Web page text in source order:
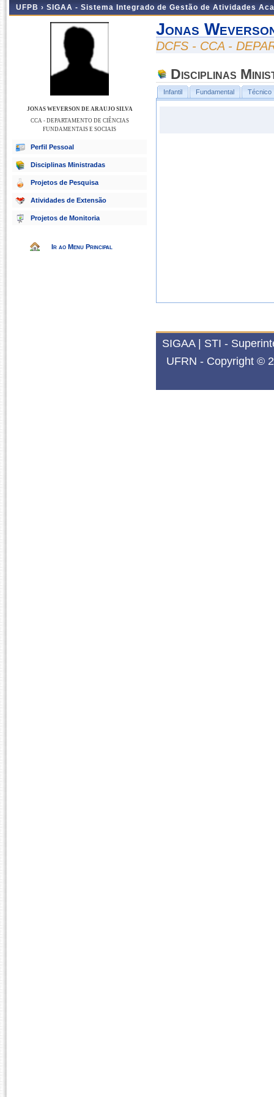
UFPB › SIGAA - Sistema Integrado de Gestão de Atividades
JONAS WEVERSON DE ARAUJO SILVA
CCA - DEPARTAMENTO DE CIÊNCIAS
FUNDAMENTAIS E SOCIAIS
Perfil Pessoal
Disciplinas Ministradas
Projetos de Pesquisa
Atividades de Extensão
Projetos de Monitoria
Ir ao Menu Principal
Jonas
DCFS - CCA -
Disciplinas
Infantil Fundamental Técnico
SIGAA | STI -
UFRN - Copyright ©